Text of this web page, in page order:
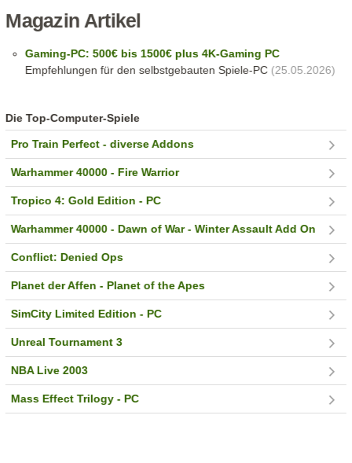
Magazin Artikel
Gaming-PC: 500€ bis 1500€ plus 4K-Gaming PC
Empfehlungen für den selbstgebauten Spiele-PC(25.05.2026)
Die Top-Computer-Spiele
Pro Train Perfect - diverse Addons
Warhammer 40000 - Fire Warrior
Tropico 4: Gold Edition - PC
Warhammer 40000 - Dawn of War - Winter Assault Add On
Conflict: Denied Ops
Planet der Affen - Planet of the Apes
SimCity Limited Edition - PC
Unreal Tournament 3
NBA Live 2003
Mass Effect Trilogy - PC